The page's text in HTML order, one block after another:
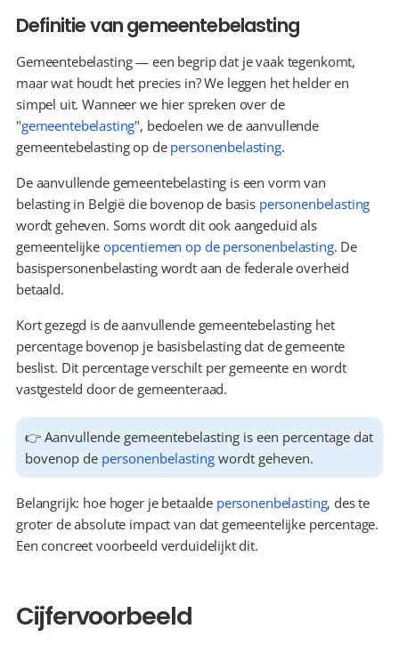
Definitie van gemeentebelasting
Gemeentebelasting — een begrip dat je vaak tegenkomt,
maar wat houdt het precies in? We leggen het helder en
simpel uit. Wanneer we hier spreken over de
"gemeentebelasting", bedoelen we de aanvullende
gemeentebelasting op de personenbelasting.
De aanvullende gemeentebelasting is een vorm van
belasting in België die bovenop de basis personenbelasting
wordt geheven. Soms wordt dit ook aangeduid als
gemeentelijke opcentiemen op de personenbelasting. De
basispersonenbelasting wordt aan de federale overheid
betaald.
Kort gezegd is de aanvullende gemeentebelasting het
percentage bovenop je basisbelasting dat de gemeente
beslist. Dit percentage verschilt per gemeente en wordt
vastgesteld door de gemeenteraad.
👉 Aanvullende gemeentebelasting is een percentage dat
bovenop de personenbelasting wordt geheven.
Belangrijk: hoe hoger je betaalde personenbelasting, des te
groter de absolute impact van dat gemeentelijke percentage.
Een concreet voorbeeld verduidelijkt dit.
Cijfervoorbeeld